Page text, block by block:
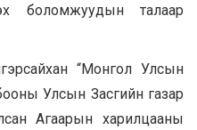
боломжуудын талаар
“Монгол Улсын
Улсын Засгийн газар
Агаарын харилцааны